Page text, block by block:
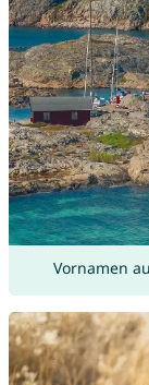
Vornamen